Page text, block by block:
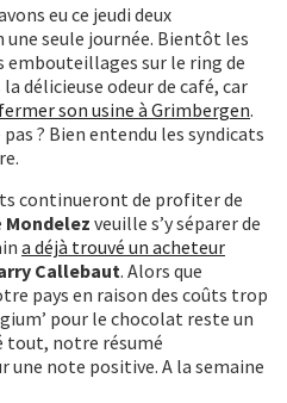
eu ce jeudi deux
seule journée. Bientôt les
embouteillages sur le ring de
délicieuse odeur de café, car
fermer son usine à Grimbergen.
pas ? Bien entendu les syndicats
continueront de profiter de
Mondelez veuille s’y séparer de
a déjà trouvé un acheteur
Callebaut. Alors que
pays en raison des coûts trop
pour le chocolat reste un
tout, notre résumé
une note positive. A la semaine